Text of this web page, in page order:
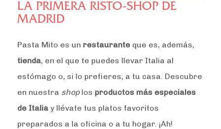
LA PRIMERA RISTO-SHOP DE
MADRID
Pasta Mito es un restaurante que es, además,
tienda, en el que te puedes llevar Italia al
estómago o, si lo prefieres, a tu casa. Descubre
en nuestra shoplos productos más especiales
de Italia y llévate tus platos favoritos
preparados a la oficina o a tu hogar. ¡Ah!